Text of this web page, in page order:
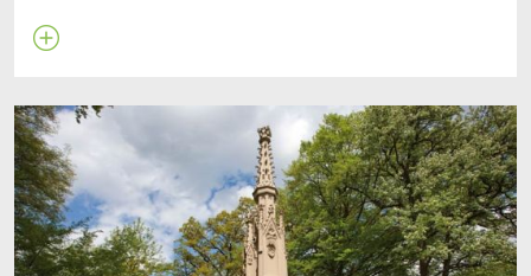
Apri descrizione
La piazza della città è il centro storico dell'antico
ducato bavarese di Aichach ed è menzionato per la
prima volta nel 1120. La strada principale si estende tra